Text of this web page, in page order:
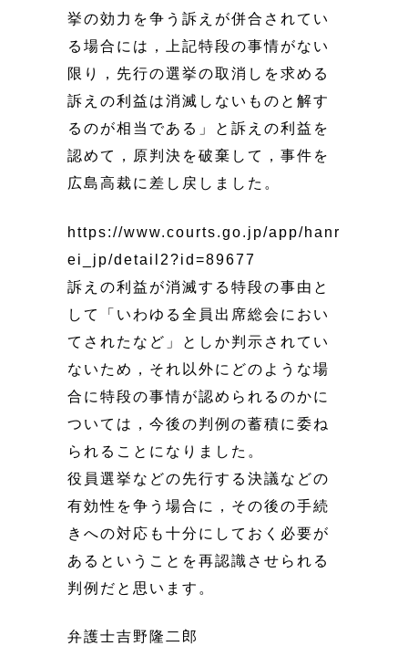
挙の効力を争う訴えが併合されてい
る場合には，上記特段の事情がない
限り，先行の選挙の取消しを求める
訴えの利益は消滅しないものと解す
るのが相当である」と訴えの利益を
認めて，原判決を破棄して，事件を
広島高裁に差し戻しました。
https://www.courts.go.jp/app/hanr
ei_jp/detail2?id=89677
訴えの利益が消滅する特段の事由と
して「いわゆる全員出席総会におい
てされたなど」としか判示されてい
ないため，それ以外にどのような場
合に特段の事情が認められるのかに
ついては，今後の判例の蓄積に委ね
られることになりました。
役員選挙などの先行する決議などの
有効性を争う場合に，その後の手続
きへの対応も十分にしておく必要が
あるということを再認識させられる
判例だと思います。
弁護士吉野隆二郎